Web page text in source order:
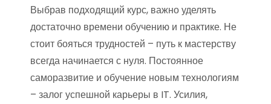
Выбрав подходящий курс, важно уделять
достаточно времени обучению и практике. Не
стоит бояться трудностей – путь к мастерству
всегда начинается с нуля. Постоянное
саморазвитие и обучение новым технологиям
– залог успешной карьеры в IT. Усилия,